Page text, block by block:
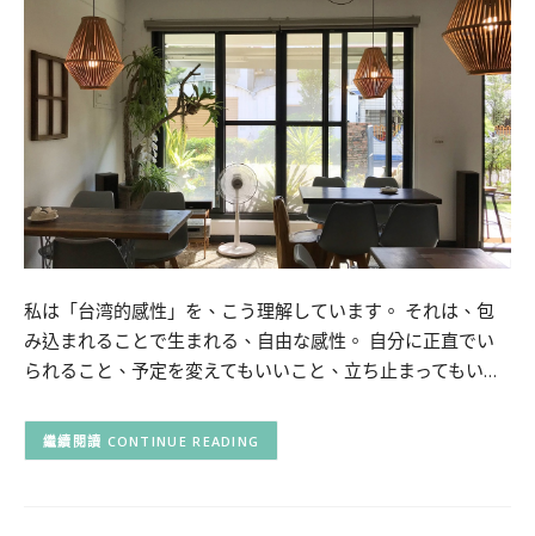
私は「台湾的感性」を、こう理解しています。 それは、包
み込まれることで生まれる、自由な感性。 自分に正直でい
られること、予定を変えてもいいこと、立ち止まってもい…
CONTINUE READING